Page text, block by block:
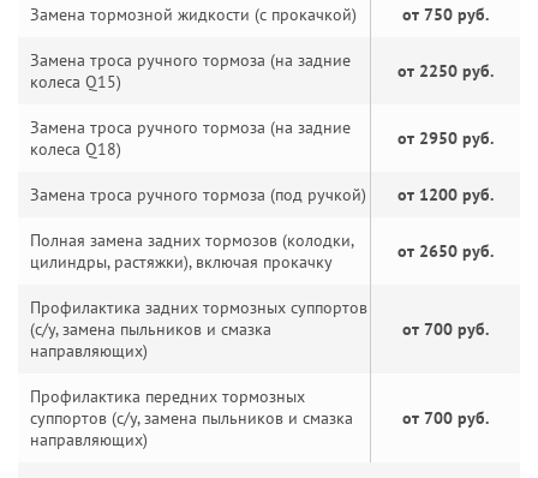
Замена тормозной жидкости (с прокачкой) от 750 руб.
Замена троса ручного тормоза (на задние
колеса Q15)
от 2250 руб.
Замена троса ручного тормоза (на задние
колеса Q18)
от 2950 руб.
Замена троса ручного тормоза (под ручкой) от 1200 руб.
Полная замена задних тормозов (колодки,
цилиндры, растяжки), включая прокачку
от 2650 руб.
Профилактика задних тормозных суппортов
(с/у, замена пыльников и смазка
направляющих)
от 700 руб.
Профилактика передних тормозных
суппортов (с/у, замена пыльников и смазка
направляющих)
от 700 руб.